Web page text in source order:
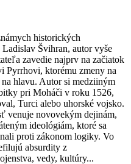
historických
Švihran, autor vyše
zavedie najprv na začiatok
Pyrrhovi, ktorému zmeny na
na hlavu. Autor si medziiným
pri Moháči v roku 1526,
Turci alebo uhorské vojsko.
venuje novovekým dejinám,
ideológiám, ktoré sa
proti zákonom logiky. Vo
absurdity z
vedy, kultúry...